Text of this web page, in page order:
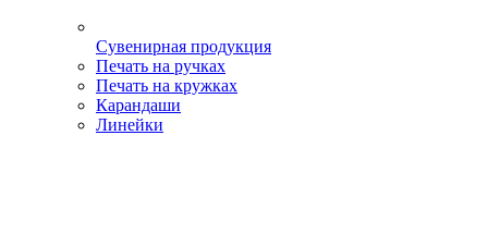
Сувенирная продукция
Печать на ручках
Печать на кружках
Карандаши
Линейки